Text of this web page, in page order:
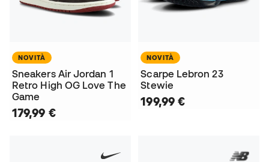
NOVITÀ
Sneakers Air Jordan 1
Retro High OG Love The
Game
179,99 €
NOVITÀ
Scarpe Lebron 23
Stewie
199,99 €